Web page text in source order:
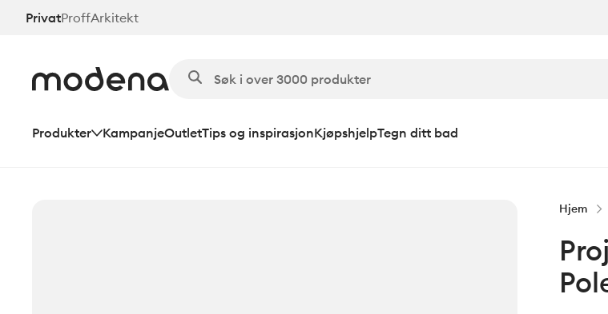
HoppPrivatProffArkitekt
Produkter KampanjeOutletTips og inspirasjonKjøpshjelpTegn ditt bad
Hjem